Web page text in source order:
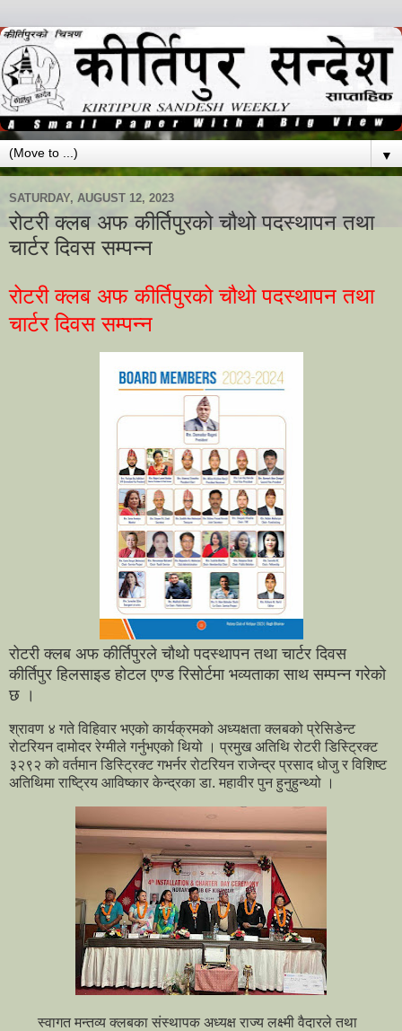
▼
SATURDAY, AUGUST 12, 2023
रोटरी क्लब अफ कीर्तिपुरको चौथो पदस्थापन तथा
चार्टर दिवस सम्पन्न
रोटरी क्लब अफ कीर्तिपुरको चौथो पदस्थापन तथा
चार्टर दिवस सम्पन्न
रोटरी क्लब अफ कीर्तिपुरले चौथो पदस्थापन तथा चार्टर दिवस
कीर्तिपुर हिलसाइड होटल एण्ड रिसोर्टमा भव्यताका साथ सम्पन्न गरेको
छ ।
श्रावण ४ गते विहिवार भएको कार्यक्रमको अध्यक्षता क्लबको प्रेसिडेन्ट
रोटरियन दामोदर रेग्मीले गर्नुभएको थियो । प्रमुख अतिथि रोटरी डिस्ट्रिक्ट
३२९२ को वर्तमान डिस्ट्रिक्ट गभर्नर रोटरियन राजेन्द्र प्रसाद धोजु र विशिष्ट
अतिथिमा राष्ट्रिय आविष्कार केन्द्रका डा. महावीर पुन हुनुहुन्थ्यो ।
स्वागत मन्तव्य क्लबका संस्थापक अध्यक्ष राज्य लक्ष्मी वैदारले तथा